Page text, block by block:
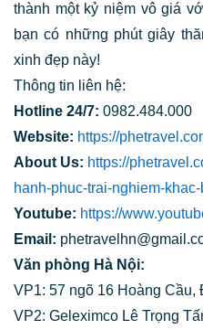
thành một kỷ niệm vô giá
bạn có những phút giây
xinh đẹp này!
Thông tin liên hệ:
Hotline 24/7: 0982.484.000
Website: https://
About Us: https://
hanh-phuc-trai-nghiem-
Youtube: https://
Email:
Văn phòng Hà Nội:
VP1: 57 ngõ 16 Hoàng
VP2: Geleximco Lê Trọng